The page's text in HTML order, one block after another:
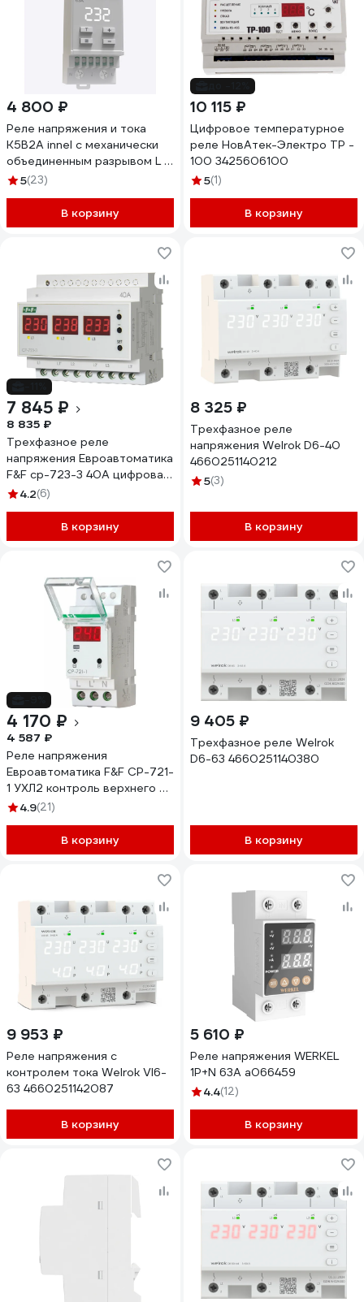
4 800 ₽
Реле напряжения и тока
K5B2A innel с механически
объединенным разрывом L и
N 63А K5B2A-63
5(23)
В корзину
10 115 ₽
Цифровое температурное
реле НовАтек-Электро ТР -
100 3425606100
5(1)
В корзину
7 845 ₽
8 835 ₽
Трехфазное реле
напряжения Евроавтоматика
F&F cp-723-3 40А цифровая
индикация EA04.009.022
4.2(6)
В корзину
8 325 ₽
Трехфазное реле
напряжения Welrok D6-40
4660251140212
5(3)
В корзину
4 170 ₽
4 587 ₽
Реле напряжения
Евроавтоматика F&F CP-721-
1 УХЛ2 контроль верхнего и
нижнего значений
индикация напряжения, DIN
-40?-+55? EA04.009.018
4.9(21)
В корзину
9 405 ₽
Трехфазное реле Welrok
D6-63 4660251140380
В корзину
9 953 ₽
Реле напряжения с
контролем тока Welrok VI6-
63 4660251142087
В корзину
5 610 ₽
Реле напряжения WERKEL
1P+N 63А a066459
4.4(12)
В корзину